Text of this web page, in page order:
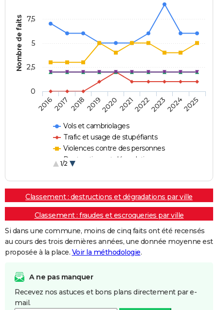
Nombre de faits
Vols et cambriolages
Trafic et usage de stupéfiants
Violences contre des personnes
Destructions et dégradations
1/2
20162017 20182019202020212022202320242025
0
2,5
5
7,5
Classement : destructions et dégradations par ville
Classement : fraudes et escroqueries par ville
Si dans une commune, moins de cinq faits ont été recensés
au cours des trois dernières années, une donnée moyenne est
proposée à la place. Voir la méthodologie.
A ne pas manquer
Recevez nos astuces et bons plans directement par e-
mail.